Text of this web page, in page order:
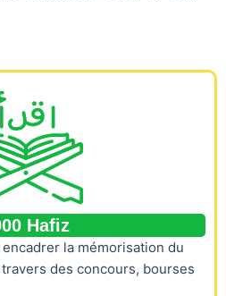
Hafiz
la mémorisation du
des concours, bourses